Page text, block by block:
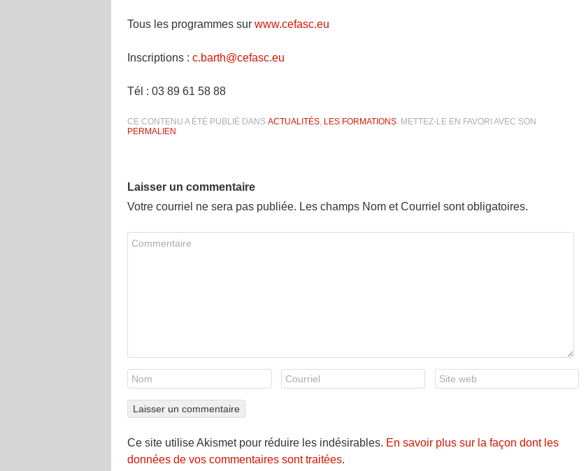
Tous les programmes sur www.cefasc.eu
Inscriptions : c.barth@cefasc.eu
Tél : 03 89 61 58 88
CE CONTENU A ÉTÉ PUBLIÉ DANS ACTUALITÉS, LES FORMATIONS. METTEZ-LE EN FAVORI AVEC SON
PERMALIEN.
Laisser un commentaire
Votre courriel ne sera pas publiée. Les champs Nom et Courriel sont obligatoires.
Ce site utilise Akismet pour réduire les indésirables. En savoir plus sur la façon dont les
données de vos commentaires sont traitées.